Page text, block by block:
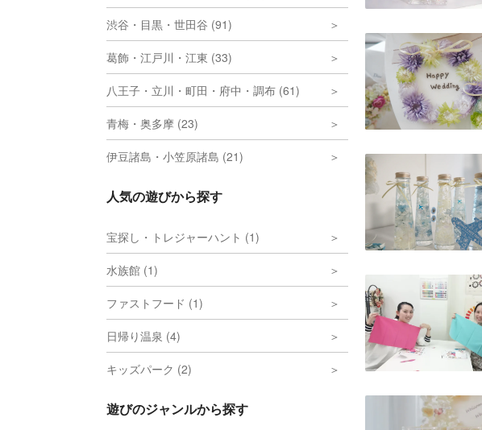
渋谷・目黒・世田谷 (91)
葛飾・江戸川・江東 (33)
八王子・立川・町田・府中・調布 (61)
青梅・奥多摩 (23)
伊豆諸島・小笠原諸島 (21)
人気の遊びから探す
宝探し・トレジャーハント (1)
水族館 (1)
ファストフード (1)
日帰り温泉 (4)
キッズパーク (2)
遊びのジャンルから探す